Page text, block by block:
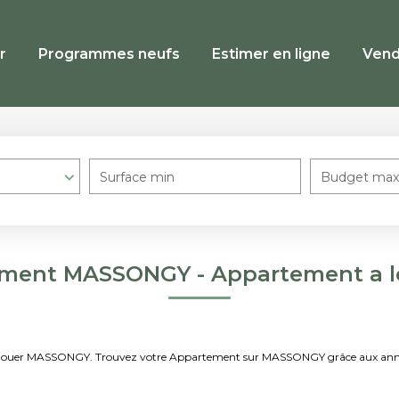
Programmes neufs Estimer en ligne
Surface min Budget max
MASSONGY - Appartement a
MASSONGY. Trouvez votre Appartement sur MASSONGY grâce aux